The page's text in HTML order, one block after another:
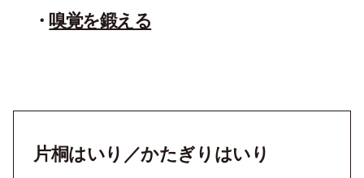
嗅覚を鍛える
片桐はいり／かたぎりはいり